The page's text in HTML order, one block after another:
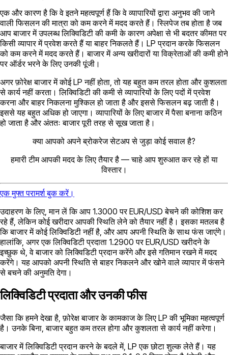
एक और कारण है कि वे इतने महत्वपूर्ण हैं कि वे व्यापारियों द्वारा अनुभव की जाने
वाली फिसलन की मात्रा को कम करने में मदद करते हैं। स्लिपेज तब होता है जब
आप बाजार में उपलब्ध लिक्विडिटी की कमी के कारण अपेक्षा से भी बदतर कीमत पर
किसी व्यापार में प्रवेश करते हैं या बाहर निकलते हैं। LP प्रदान करके फिसलन
को कम करने में मदद करते हैं। बाजार में अन्य खरीदारों या विक्रेताओं की कमी होने
पर ऑर्डर भरने के लिए उनकी पूंजी।
अगर फ़ोरेक्ष बाजार में कोई LP नहीं होता, तो यह बहुत कम तरल होता और कुशलता
से कार्य नहीं करता। लिक्विडिटी की कमी से व्यापारियों के लिए पदों में प्रवेश
करना और बाहर निकलना मुश्किल हो जाता है और इससे फिसलन बढ़ जाती है।
इससे यह बहुत अधिक हो जाएगा। व्यापारियों के लिए बाजार में पैसा बनाना कठिन
हो जाता है और अंततः बाजार पूरी तरह से सूख जाता है।
क्या आपको अपने ब्रोकरेज सेटअप से जुड़ा कोई सवाल है?
हमारी टीम आपकी मदद के लिए तैयार है — चाहे आप शुरुआत कर रहे हों या
विस्तार।
एक मुफ्त परामर्श बुक करें।
उदाहरण के लिए, मान लें कि आप 1.3000 पर EUR/USD बेचने की कोशिश कर
रहे हैं, लेकिन कोई खरीदार आपकी स्थिति लेने को तैयार नहीं है। इसका मतलब है
कि बाजार में कोई लिक्विडिटी नहीं है, और आप अपनी स्थिति के साथ फंस जाएंगे।
हालांकि, अगर एक लिक्विडिटी प्रदाता 1.2900 पर EUR/USD खरीदने के
इच्छुक थे, वे बाजार को लिक्विडिटी प्रदान करेंगे और इसे गतिमान रखने में मदद
करेंगे। यह आपको अपनी स्थिति से बाहर निकलने और खोने वाले व्यापार में फंसने
से बचने की अनुमति देगा।
लिक्विडिटी प्रदाता और उनकी फीस
जैसा कि हमने देखा है, फ़ोरेक्ष बाजार के कामकाज के लिए LP की भूमिका महत्वपूर्ण
है। उनके बिना, बाजार बहुत कम तरल होगा और कुशलता से कार्य नहीं करेगा।
बाजार में लिक्विडिटी प्रदान करने के बदले में, LP एक छोटा शुल्क लेते हैं। यह